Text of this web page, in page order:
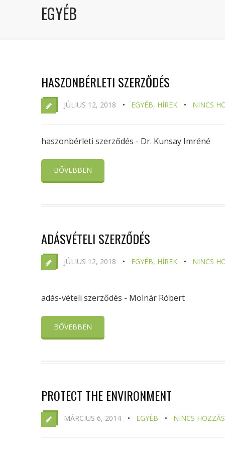
EGYÉB
HASZONBÉRLETI SZERZŐDÉS
JÚLIUS 12, 2018 EGYÉB, HÍREK NINCS
haszonbérleti szerződés - Dr. Kunsay Imréné
BŐVEBBEN
ADÁSVÉTELI SZERZŐDÉS
JÚLIUS 12, 2018 EGYÉB, HÍREK NINCS
adás-vételi szerződés - Molnár Róbert
BŐVEBBEN
PROTECT THE ENVIRONMENT
MÁRCIUS 6, 2014 EGYÉB NINCS